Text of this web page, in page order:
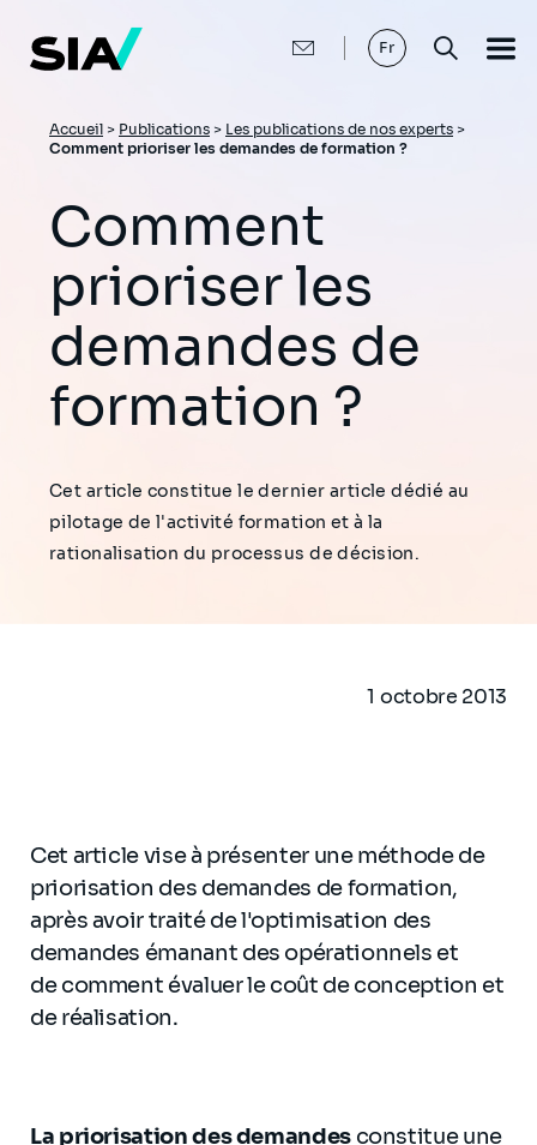
contenu
principal
Fr
Fil
d'Ariane
Accueil > Publications > Les publications de nos experts >
Comment prioriser les demandes de formation ?
Comment
prioriser les
demandes de
formation ?
Cet article constitue le dernier article dédié au
pilotage de l'activité formation et à la
rationalisation du processus de décision.
1 octobre 2013
Cet article vise à présenter une méthode de
priorisation des demandes de formation,
après avoir traité de l'optimisation des
demandes émanant des opérationnels et
de comment évaluer le coût de conception et
de réalisation.
La priorisation des demandesconstitue une